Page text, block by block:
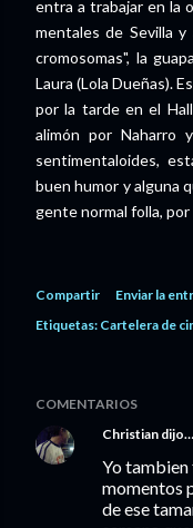
entra a trabajar en la
mentales de Sevilla
cromosomas", la
Laura (Lola Dueñas).
por la tarde en el
alimón por Naharro
sentimentaloides,
buen humor y alguna
gente normal folla, por
Compartir
Enviar la
Etiquetas: Cartelera de
COMENTARIOS
Christian dijo…
Yo tambien
momentos
de ese